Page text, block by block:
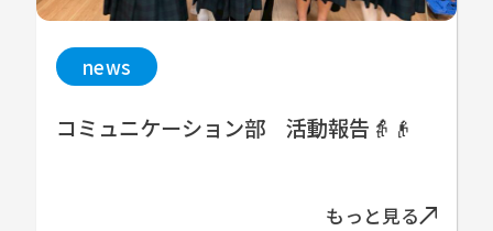
news
コミュニケーション部 活動報告👵👴
もっと見る